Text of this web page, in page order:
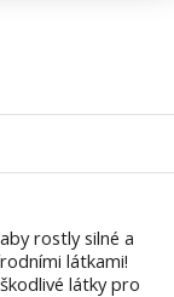
rostly silné a
látkami!
látky pro